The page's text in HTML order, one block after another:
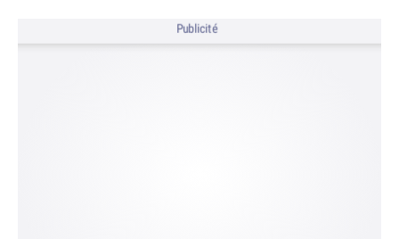
Publicité